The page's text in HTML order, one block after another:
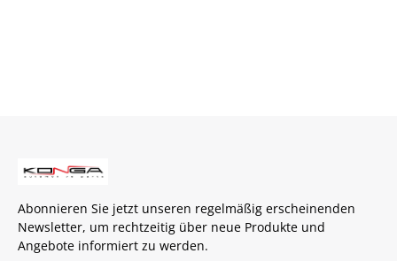
Abonnieren Sie jetzt unseren regelmäßig erscheinenden
Newsletter, um rechtzeitig über neue Produkte und
Angebote informiert zu werden.